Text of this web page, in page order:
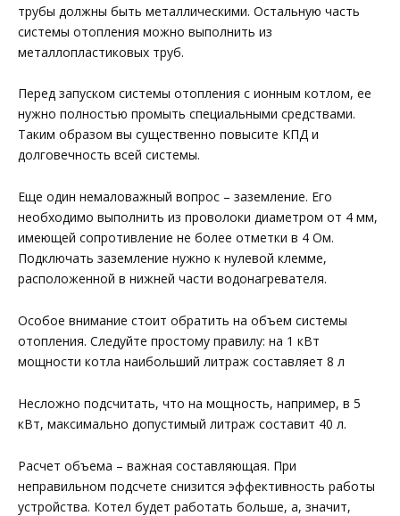
трубы должны быть металлическими. Остальную часть
системы отопления можно выполнить из
металлопластиковых труб.
Перед запуском системы отопления с ионным котлом, ее
нужно полностью промыть специальными средствами.
Таким образом вы существенно повысите КПД и
долговечность всей системы.
Еще один немаловажный вопрос – заземление. Его
необходимо выполнить из проволоки диаметром от 4 мм,
имеющей сопротивление не более отметки в 4 Ом.
Подключать заземление нужно к нулевой клемме,
расположенной в нижней части водонагревателя.
Особое внимание стоит обратить на объем системы
отопления. Следуйте простому правилу: на 1 кВт
мощности котла наибольший литраж составляет 8 л
Несложно подсчитать, что на мощность, например, в 5
кВт, максимально допустимый литраж составит 40 л.
Расчет объема – важная составляющая. При
неправильном подсчете снизится эффективность работы
устройства. Котел будет работать больше, а, значит,